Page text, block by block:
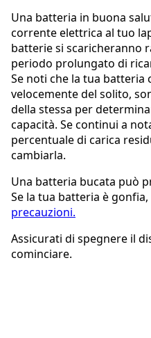
Una batteria in buona
corrente elettrica al tuo
batterie si scaricheranno
periodo prolungato di
Se noti che la tua batteria
velocemente del solito,
della stessa per
capacità. Se continui a
percentuale di carica
cambiarla.
Una batteria bucata può
Se la tua batteria è gonfia,
precauzioni.
Assicurati di spegnere il
cominciare.